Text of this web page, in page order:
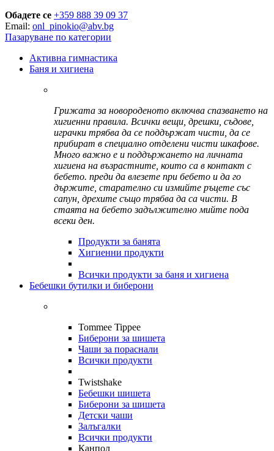
Обадете се +359 888 39 09 37
Email: onl_pinokio@abv.bg
Пазаруване по категории
Активна гимнастика
Баня и хигиена
Грижата за новороденото включва спазването на
хигиенни правила. Всички вещи, дрешки, съдове,
играчки трябва да се поддържат чисти, да се
прибират в специално отделени чисти шкафове.
Много важно е и поддържането на личната
хигиена на възрастните, които са в контакт с
бебето. преди да влезете при бебето и да го
държите, старателно си измийте ръцете със
сапун, дрехите също трябва да са чисти. В
стаята на бебето задължително мийте пода
всеки ден.
Продукти за банята
Хигиенни продукти
Всички продукти за баня и хигиена
Бебешки бутилки и биберони
Tommee Tippee
Биберони за шишета
Чаши за пораснали
Всички продукти
Twistshake
Бебешки шишета
Биберони за шишета
Детски чаши
Залъгалки
Всички продукти
Канпол